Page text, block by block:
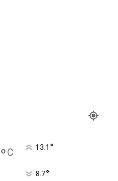
°C 13.1 °
8.7°